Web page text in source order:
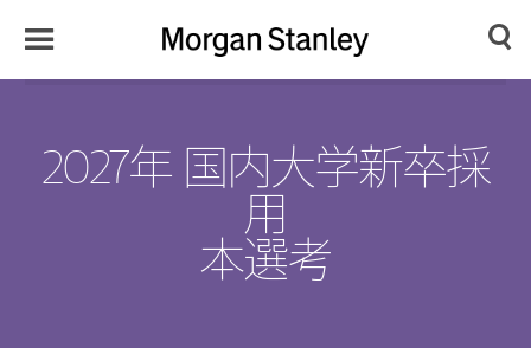
Morgan
Japan
Search
2027年 国内大学新卒採
用
本選考